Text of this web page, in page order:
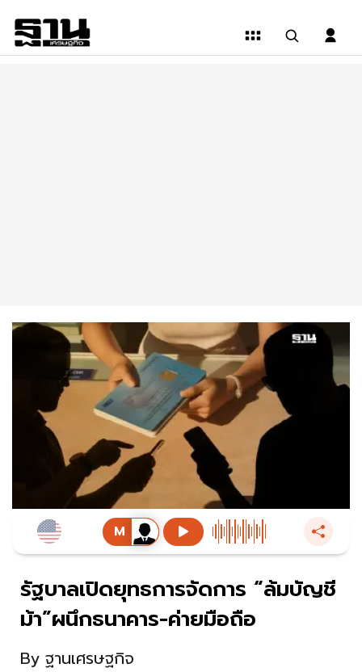
รัฐบาลเปิดยุทธการจัดการ “ล้มบัญชี
ม้า”ผนึกธนาคาร-ค่ายมือถือ
By ฐานเศรษฐกิจ